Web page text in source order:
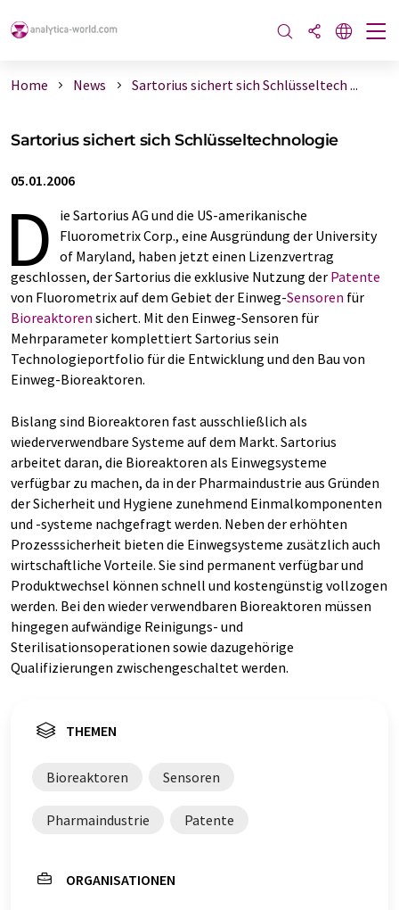
Home News Sartorius sichert sich Schlüsseltech ...
Sartorius sichert sich Schlüsseltechnologie
05.01.2006
D
ie Sartorius AG und die US-amerikanische
Fluorometrix Corp., eine Ausgründung der University
of Maryland, haben jetzt einen Lizenzvertrag
geschlossen, der Sartorius die exklusive Nutzung der Patente
von Fluorometrix auf dem Gebiet der Einweg-Sensoren für
Bioreaktoren sichert. Mit den Einweg-Sensoren für
Mehrparameter komplettiert Sartorius sein
Technologieportfolio für die Entwicklung und den Bau von
Einweg-Bioreaktoren.
Bislang sind Bioreaktoren fast ausschließlich als
wiederverwendbare Systeme auf dem Markt. Sartorius
arbeitet daran, die Bioreaktoren als Einwegsysteme
verfügbar zu machen, da in der Pharmaindustrie aus Gründen
der Sicherheit und Hygiene zunehmend Einmalkomponenten
und -systeme nachgefragt werden. Neben der erhöhten
Prozesssicherheit bieten die Einwegsysteme zusätzlich auch
wirtschaftliche Vorteile. Sie sind permanent verfügbar und
Produktwechsel können schnell und kostengünstig vollzogen
werden. Bei den wieder verwendbaren Bioreaktoren müssen
hingegen aufwändige Reinigungs- und
Sterilisationsoperationen sowie dazugehörige
Qualifizierungen zwischengeschaltet werden.
THEMEN
Bioreaktoren Sensoren
Pharmaindustrie Patente
ORGANISATIONEN